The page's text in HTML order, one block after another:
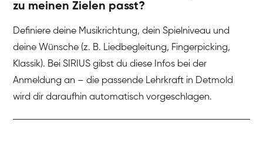
zu meinen Zielen passt?
Definiere deine Musikrichtung, dein Spielniveau und
deine Wünsche (z. B. Liedbegleitung, Fingerpicking,
Klassik). Bei SIRIUS gibst du diese Infos bei der
Anmeldung an – die passende Lehrkraft in Detmold
wird dir daraufhin automatisch vorgeschlagen.